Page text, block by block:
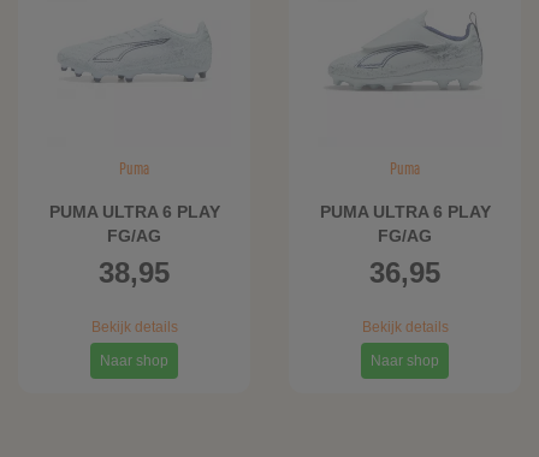
Puma
PUMA ULTRA 6 PLAY
FG/AG
voetbalschoenen
uniseks, Blauw/Wit
38,95
Bekijk details
Naar shop
Puma
PUMA ULTRA 6 PLAY
FG/AG
voetbalschoenen,
Blauw/Wit
36,95
Bekijk details
Naar shop